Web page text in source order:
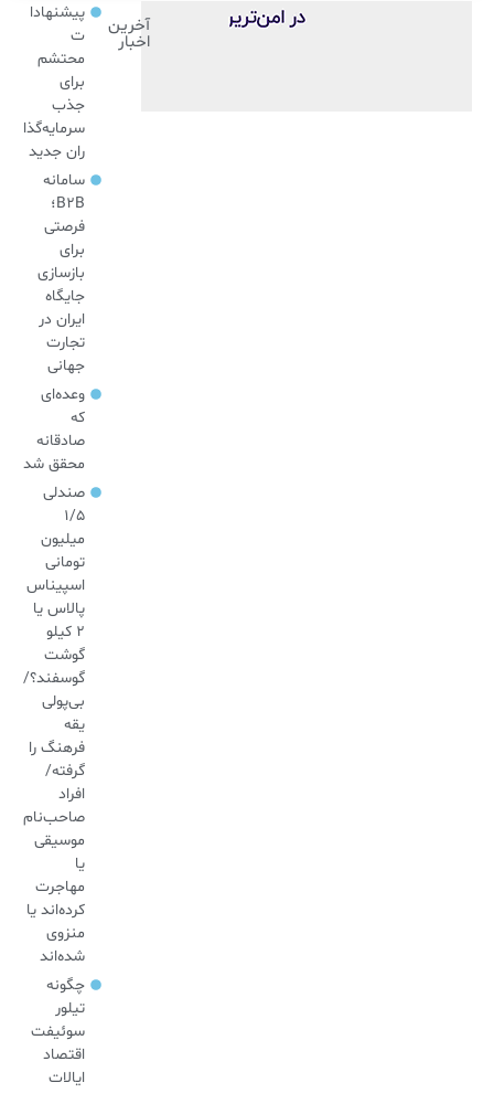
آخرین
اخبار
پیشنهادا
ت
محتشم
برای
جذب
سرمایه‌گذا
ران جدید
سامانه
B2B؛
فرصتی
برای
بازسازی
جایگاه
ایران در
تجارت
جهانی
وعده‌ای
که
صادقانه
محقق شد
صندلی
۱/۵
میلیون
تومانی
اسپیناس
پالاس یا
۲ کیلو
گوشت
گوسفند؟/
بی‌پولی
یقه
فرهنگ را
گرفته/
افراد
صاحب‌نام
موسیقی
یا
مهاجرت
کرده‌اند یا
منزوی
شده‌اند
چگونه
تیلور
سوئیفت
اقتصاد
ایالات